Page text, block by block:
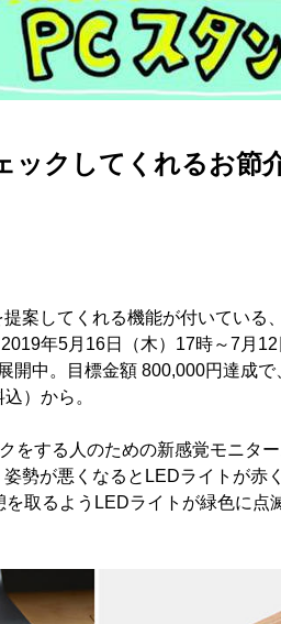
ックしてくれるお節
案してくれる機能が付いている
年5月16日（木）17時～7月
開中。目標金額 800,000円達成
）から。
をする人のための新感覚モニタ
勢が悪くなるとLEDライトが赤
取るようLEDライトが緑色に点